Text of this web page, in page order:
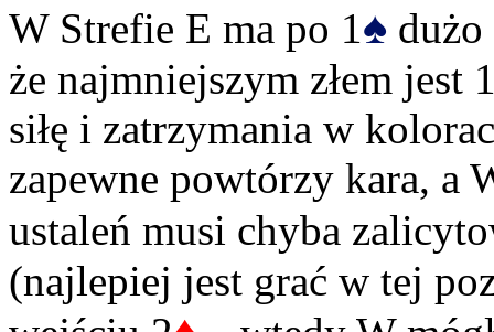
W Strefie E ma po 1 ♠
że najmniejszym złem jest
siłę i zatrzymania w
zapewne powtórzy kara, a
ustaleń musi chyba
(najlepiej jest grać w tej